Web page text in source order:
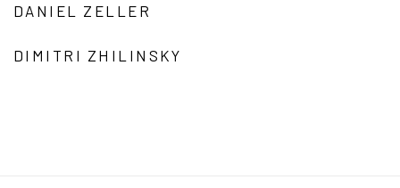
DANIEL ZELLER
DIMITRI ZHILINSKY